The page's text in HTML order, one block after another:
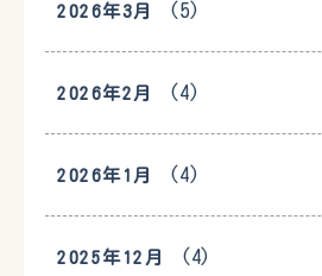
2026年3月 (5)
2026年2月 (4)
2026年1月 (4)
2025年12月 (4)